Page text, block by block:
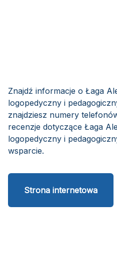
Znajdź informacje o Łaga
logopedyczny i
znajdziesz numery
recenzje dotyczące Łaga
logopedyczny i
wsparcie.
Strona internetowa